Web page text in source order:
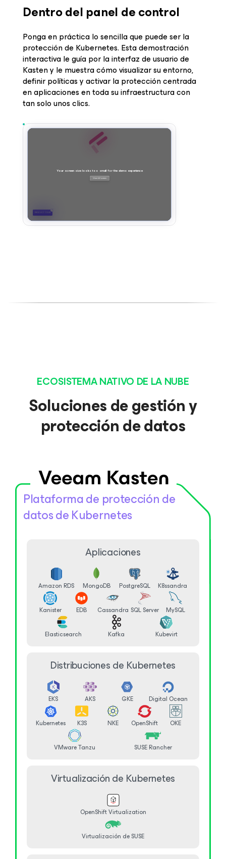
Dentro del panel de control
Ponga en práctica lo sencilla que puede ser la
protección de Kubernetes. Esta demostración
interactiva le guía por la interfaz de usuario de
Kasten y le muestra cómo visualizar su entorno,
definir políticas y activar la protección centrada
en aplicaciones en toda su infraestructura con
tan solo unos clics.
ECOSISTEMA NATIVO DE LA NUBE
Soluciones de gestión y
protección de datos
Plataforma de protección de
datos de Kubernetes
Aplicaciones
Amazon RDS MongoDB PostgreSQL K8ssandra
Kanister EDB Cassandra SQL Server MySQL
Elasticsearch Kafka Kubevirt
Distribuciones de Kubernetes
EKS AKS GKE Digital Ocean
Kubernetes K3S NKE OpenShift OKE
VMware Tanzu SUSE Rancher
Virtualización de Kubernetes
OpenShift Virtualization
Virtualización de SUSE